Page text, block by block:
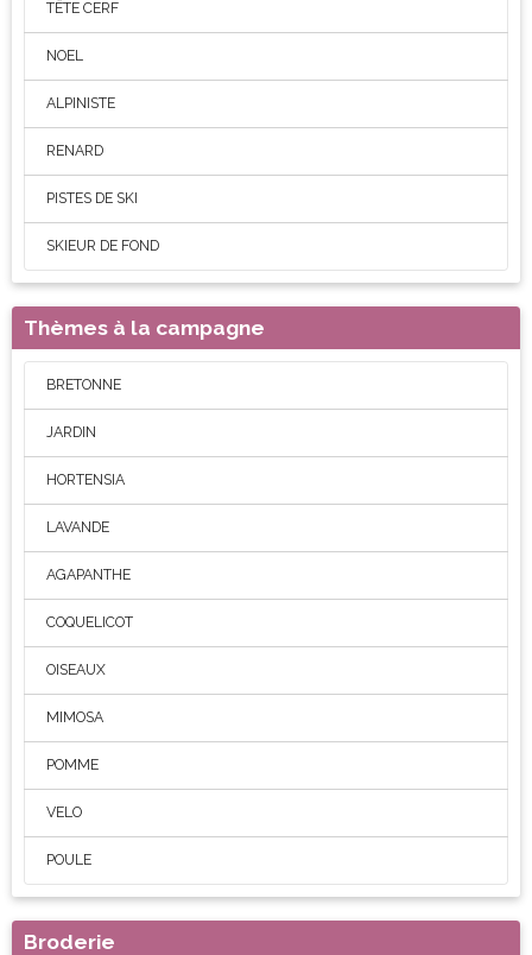
TÊTE CERF
NOEL
ALPINISTE
RENARD
PISTES DE SKI
SKIEUR DE FOND
Thèmes à la campagne
BRETONNE
JARDIN
HORTENSIA
LAVANDE
AGAPANTHE
COQUELICOT
OISEAUX
MIMOSA
POMME
VELO
POULE
Broderie